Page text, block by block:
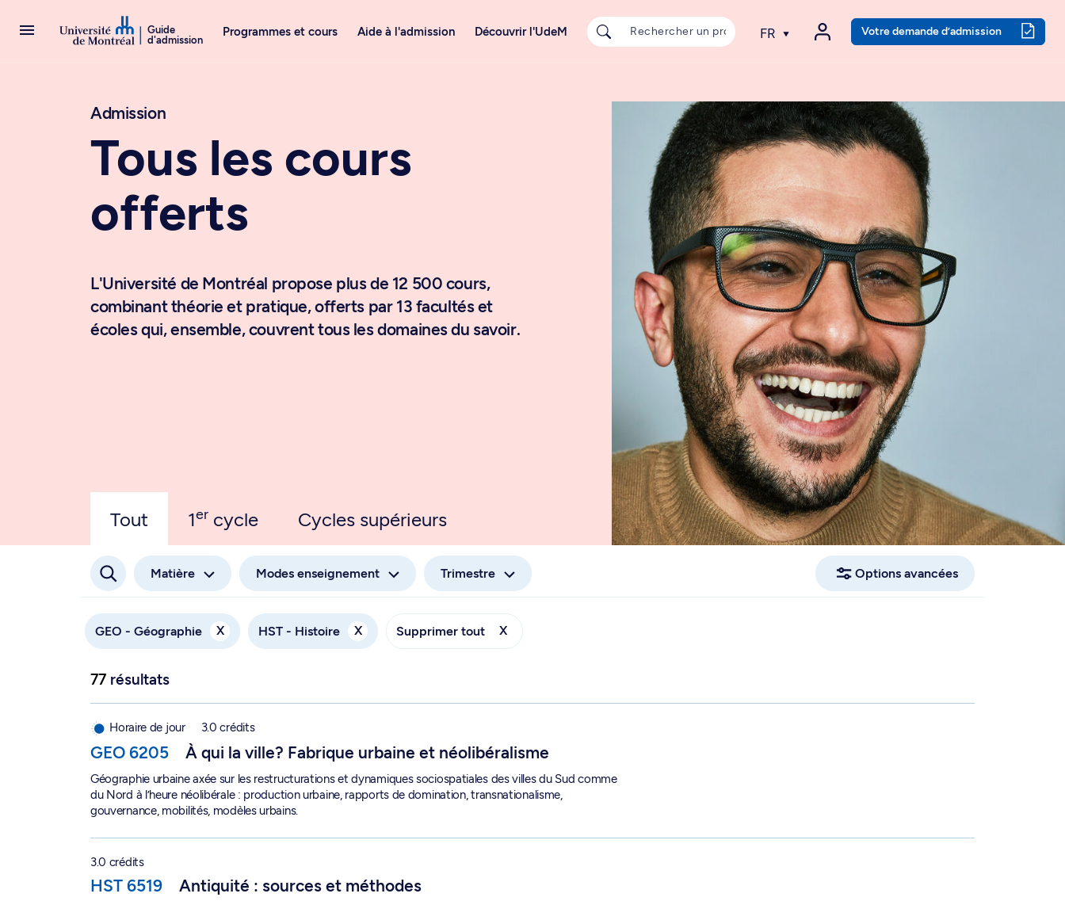
Guide
d'admission
Programmes et cours Aide à l'admission Découvrir l'UdeM FR Votre demande d’admission
Admission
Tous les cours
offerts
L'Université de Montréal propose plus de 12 500 cours,
combinant théorie et pratique, offerts par 13 facultés et
écoles qui, ensemble, couvrent tous les domaines du savoir.
Tout 1er cycle Cycles supérieurs
Matière Modes enseignement Trimestre Options avancées
GEO - Géographie X HST - Histoire X Supprimer tout X
77 résultats
Horaire de jour 3.0 crédits
GEO 6205 À qui la ville? Fabrique urbaine et néolibéralisme
Géographie urbaine axée sur les restructurations et dynamiques sociospatiales des villes du Sud comme
du Nord à l’heure néolibérale : production urbaine, rapports de domination, transnationalisme,
gouvernance, mobilités, modèles urbains.
3.0 crédits
HST 6519 Antiquité : sources et méthodes